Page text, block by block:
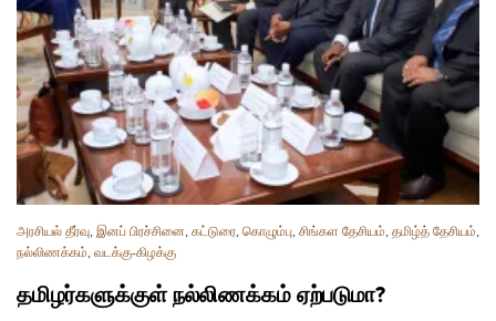
அரசியல் தீர்வு, இனப் பிரச்சினை, கட்டுரை, கொழும்பு, சிங்கள தேசியம், தமிழ்த் தேசியம்,
நல்லிணக்கம், வடக்கு-கிழக்கு
தமிழர்களுக்குள் நல்லிணக்கம் ஏற்படுமா?